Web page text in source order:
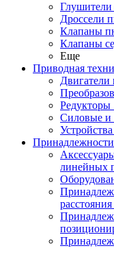
Глушители
Дроссели
Клапаны
Клапаны
Еще
Приводная
Двигатели
Редукторы
Силовые и
линейных
расстояния